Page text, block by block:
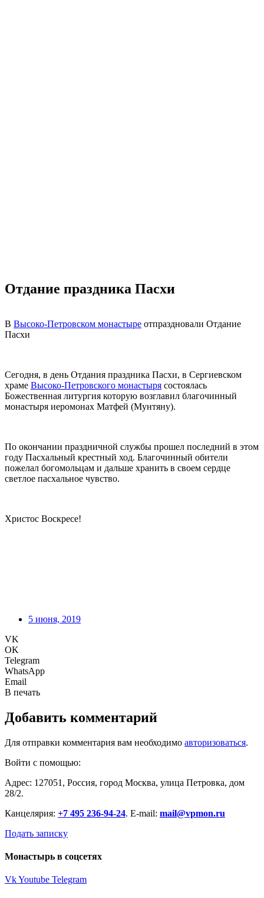
Отдание праздника Пасхи
В Высоко-Петровском монастыре отпраздновали Отдание
Пасхи
Сегодня, в день Отдания праздника Пасхи, в Сергиевском
храме Высоко-Петровского монастыря состоялась
Божественная литургия которую возглавил благочинный
монастыря иеромонах Матфей (Мунтяну).
По окончании праздничной службы прошел последний в этом
году Пасхальный крестный ход. Благочинный обители
пожелал богомольцам и дальше хранить в своем сердце
светлое пасхальное чувство.
Христос Воскресе!
5 июня, 2019
VK
OK
Telegram
WhatsApp
Email
В печать
Добавить комментарий
Для отправки комментария вам необходимо авторизоваться.
Войти с помощью:
Адрес: 127051, Россия, город Москва, улица Петровка, дом
28/2.
Канцелярия: +7 495 236-94-24. E-mail: mail@vpmon.ru
Подать записку
Монастырь в соцсетях
VkYoutube Telegram